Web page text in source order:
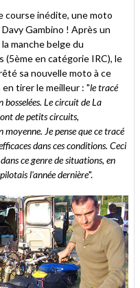
course inédite, une moto
Gambino ! Après un
manche belge du
(5ème en catégorie IRC), le
sa nouvelle moto à ce
tirer le meilleur : "le tracé
Le circuit de La
de petits circuits,
moyenne. Je pense que ce tracé
dans ces conditions. Ceci
ce genre de situations, en
l'année dernière".